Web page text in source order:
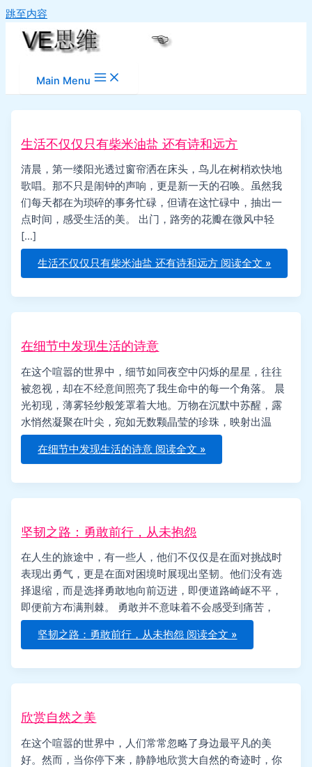
跳至内容
Main Menu
生活不仅仅只有柴米油盐 还有诗和远方
清晨，第一缕阳光透过窗帘洒在床头，鸟儿在树梢欢快地
歌唱。那不只是闹钟的声响，更是新一天的召唤。虽然我
们每天都在为琐碎的事务忙碌，但请在这忙碌中，抽出一
点时间，感受生活的美。 出门，路旁的花瓣在微风中轻
[…]
生活不仅仅只有柴米油盐 还有诗和远方 阅读全文 »
在细节中发现生活的诗意
在这个喧嚣的世界中，细节如同夜空中闪烁的星星，往往
被忽视，却在不经意间照亮了我生命中的每一个角落。 晨
光初现，薄雾轻纱般笼罩着大地。万物在沉默中苏醒，露
水悄然凝聚在叶尖，宛如无数颗晶莹的珍珠，映射出温
在细节中发现生活的诗意 阅读全文 »
坚韧之路：勇敢前行，从未抱怨
在人生的旅途中，有一些人，他们不仅仅是在面对挑战时
表现出勇气，更是在面对困境时展现出坚韧。他们没有选
择退缩，而是选择勇敢地向前迈进，即便道路崎岖不平，
即便前方布满荆棘。 勇敢并不意味着不会感受到痛苦，
坚韧之路：勇敢前行，从未抱怨 阅读全文 »
欣赏自然之美
在这个喧嚣的世界中，人们常常忽略了身边最平凡的美
好。然而，当你停下来，静静地欣赏大自然的奇迹时，你